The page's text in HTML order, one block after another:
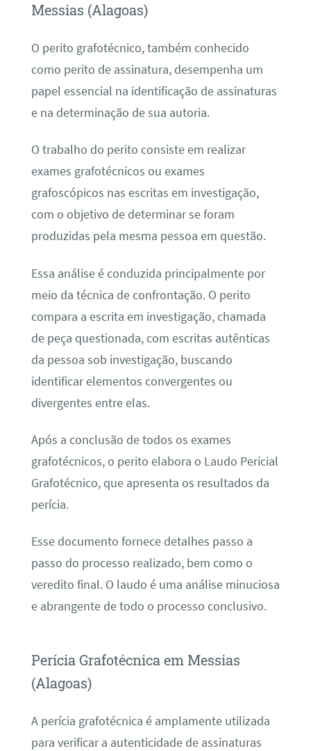
Messias (Alagoas)
O perito grafotécnico, também conhecido
como perito de assinatura, desempenha um
papel essencial na identificação de assinaturas
e na determinação de sua autoria.
O trabalho do perito consiste em realizar
exames grafotécnicos ou exames
grafoscópicos nas escritas em investigação,
com o objetivo de determinar se foram
produzidas pela mesma pessoa em questão.
Essa análise é conduzida principalmente por
meio da técnica de confrontação. O perito
compara a escrita em investigação, chamada
de peça questionada, com escritas autênticas
da pessoa sob investigação, buscando
identificar elementos convergentes ou
divergentes entre elas.
Após a conclusão de todos os exames
grafotécnicos, o perito elabora o Laudo Pericial
Grafotécnico, que apresenta os resultados da
perícia.
Esse documento fornece detalhes passo a
passo do processo realizado, bem como o
veredito final. O laudo é uma análise minuciosa
e abrangente de todo o processo conclusivo.
Perícia Grafotécnica em Messias
(Alagoas)
A perícia grafotécnica é amplamente utilizada
para verificar a autenticidade de assinaturas